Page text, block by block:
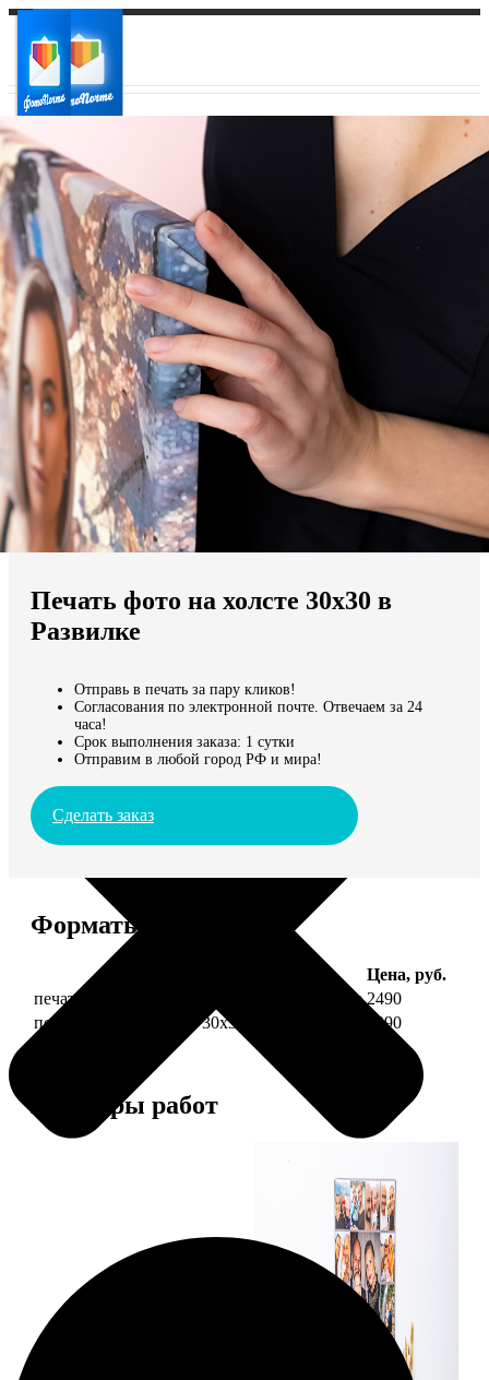
Ваш город:
Ваш регион доставки
Выберите из списка:
Мы доставляем по всему миру
Продолжить без города
Печать фото на холсте 30х30 в
Развилке
Отправь в печать за пару кликов!
Согласования по электронной почте. Отвечаем за 24
часа!
Срок выполнения заказа: 1 сутки
Отправим в любой город РФ и мира!
Сделать заказ
Форматы и цены
Цена, руб.
печать фото на холсте 30х30 на подрамнике 2490
печать фото на холсте 30х30 в раме
4990
Примеры работ